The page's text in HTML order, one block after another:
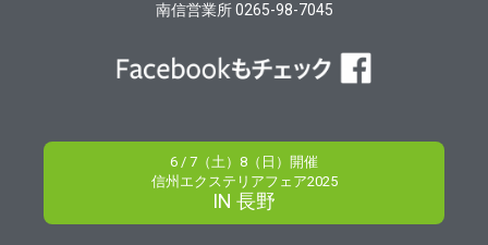
南信営業所 0265-98-7045
6 / 7（土）8（日）開催
信州エクステリアフェア2025
IN 長野